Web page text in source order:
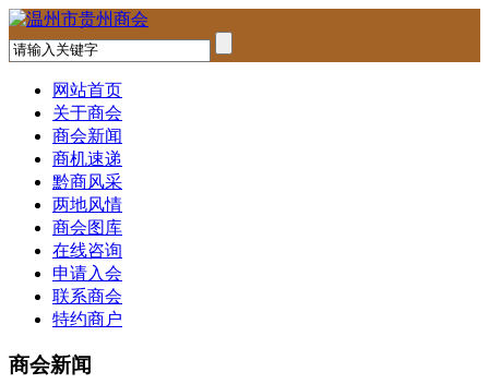
网站首页
关于商会
商会新闻
商机速递
黔商风采
两地风情
商会图库
在线咨询
申请入会
联系商会
特约商户
商会新闻